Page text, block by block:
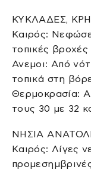
ΚΥΚΛΑΔΕΣ,
Καιρός:
τοπικές βροχές
Ανεμοι: Από
τοπικά στη
Θερμοκρασία:
τους 30 με 32
ΝΗΣΙΑ
Καιρός: Λίγες